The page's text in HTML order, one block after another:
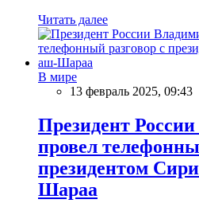
Читать далее
В мире
13 февраль 2025, 09:43
Президент
провел
президентом
Шараа